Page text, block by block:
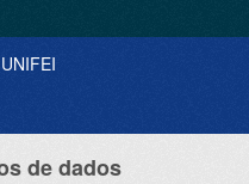
de dados